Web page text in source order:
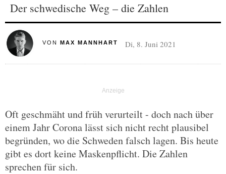
Der schwedische Weg – die Zahlen
VON MAX MANNHART Di, 8. Juni 2021
Oft geschmäht und früh verurteilt - doch nach über
einem Jahr Corona lässt sich nicht recht plausibel
begründen, wo die Schweden falsch lagen. Bis heute
gibt es dort keine Maskenpflicht. Die Zahlen
sprechen für sich.